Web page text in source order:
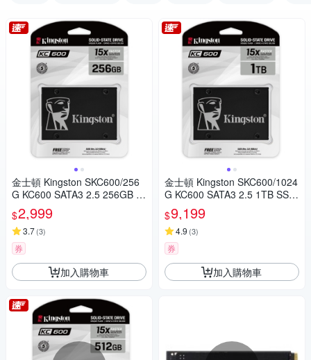
金士頓 Kingston SKC600/256
G KC600 SATA3 2.5 256GB S
SD 固態硬碟
$2,999
3.7(3)
券
加入購物車
金士頓 Kingston SKC600/1024
G KC600 SATA3 2.5 1TB SSD
固態硬碟
$9,199
4.9 (3)
券
加入購物車